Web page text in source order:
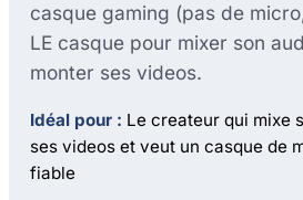
casque gaming (pas de
LE casque pour mixer son
monter ses videos.
Idéal pour : Le createur qui mixe
ses videos et veut un casque de
fiable